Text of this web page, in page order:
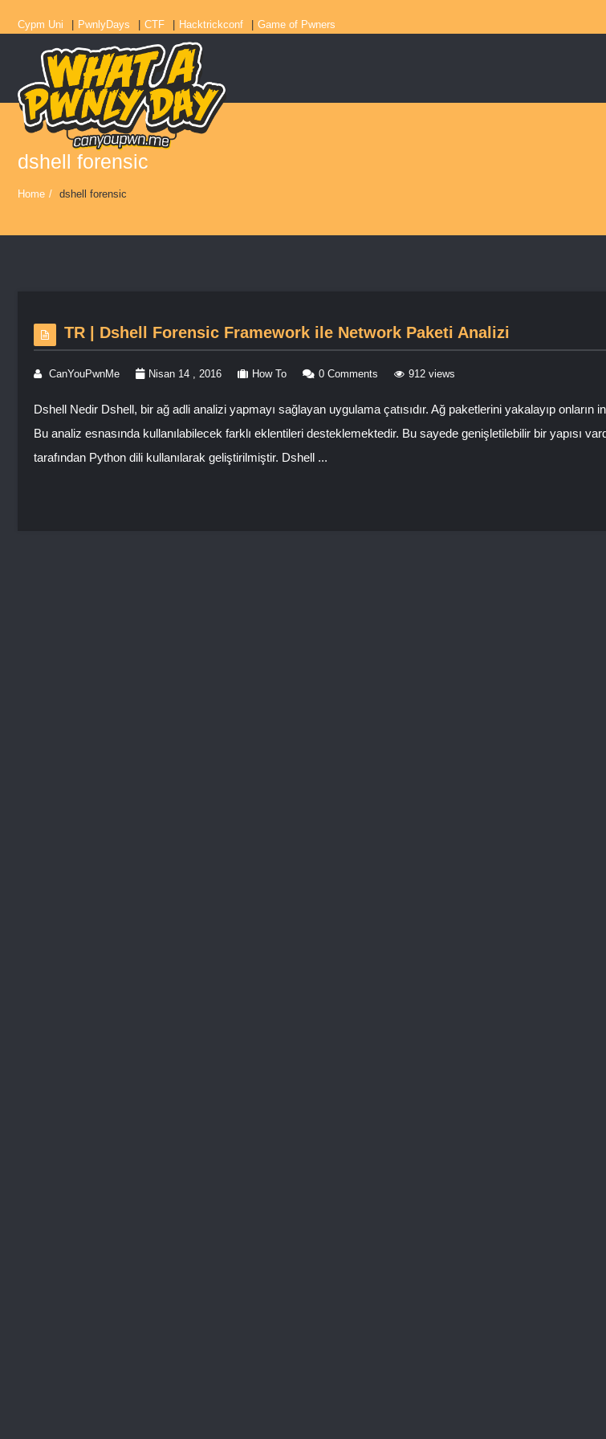
Cypm Uni PwnlyDays CTF Hacktrickconf Game of Pwners
dshell forensic
Home / dshell forensic
TR | Dshell Forensic Framework ile Network Paketi Analizi
CanYouPwnMe Nisan 14 , 2016 How To 0 Comments 912 views
Dshell Nedir Dshell, bir ağ adli analizi yapmayı sağlayan uygulama çatısıdır. Ağ paketlerini yakalayıp onların
Bu analiz esnasında kullanılabilecek farklı eklentileri desteklemektedir. Bu sayede genişletilebilir bir yapısı
tarafından Python dili kullanılarak geliştirilmiştir. Dshell ...